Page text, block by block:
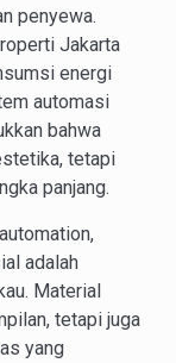
penyewa.
Jakarta
energi
automasi
bahwa
tetapi
panjang.
adalah
Material
tetapi juga
yang